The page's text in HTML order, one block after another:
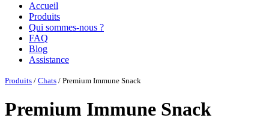
Accueil
Produits
Qui sommes-nous ?
FAQ
Blog
Assistance
Produits / Chats / Premium Immune Snack
Premium Immune Snack